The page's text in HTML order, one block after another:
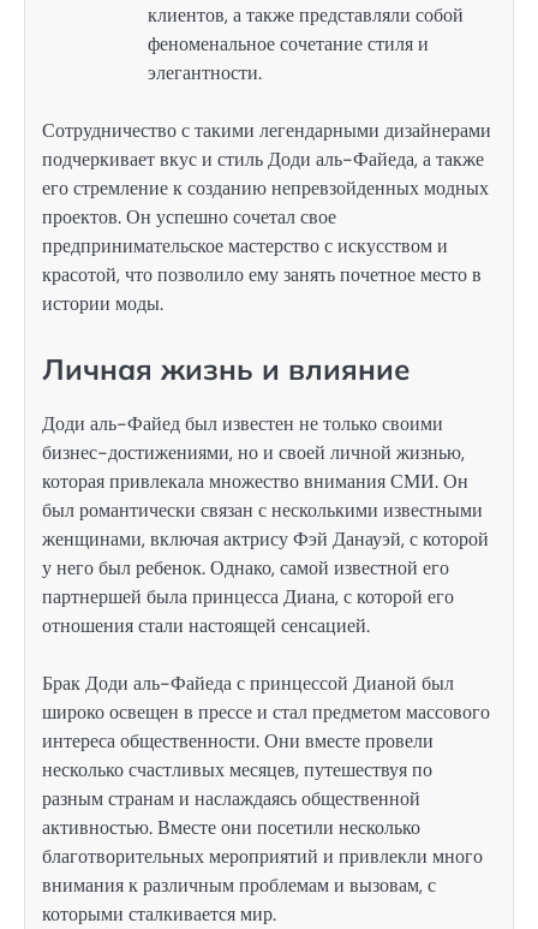
клиентов, а также представляли собой
феноменальное сочетание стиля и
элегантности.
Сотрудничество с такими легендарными дизайнерами
подчеркивает вкус и стиль Доди аль-Файеда, а также
его стремление к созданию непревзойденных модных
проектов. Он успешно сочетал свое
предпринимательское мастерство с искусством и
красотой, что позволило ему занять почетное место в
истории моды.
Личная жизнь и влияние
Доди аль-Файед был известен не только своими
бизнес-достижениями, но и своей личной жизнью,
которая привлекала множество внимания СМИ. Он
был романтически связан с несколькими известными
женщинами, включая актрису Фэй Данауэй, с которой
у него был ребенок. Однако, самой известной его
партнершей была принцесса Диана, с которой его
отношения стали настоящей сенсацией.
Брак Доди аль-Файеда с принцессой Дианой был
широко освещен в прессе и стал предметом массового
интереса общественности. Они вместе провели
несколько счастливых месяцев, путешествуя по
разным странам и наслаждаясь общественной
активностью. Вместе они посетили несколько
благотворительных мероприятий и привлекли много
внимания к различным проблемам и вызовам, с
которыми сталкивается мир.